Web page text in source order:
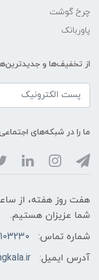
چرخ گوشت
پاوربانک
از تخفیف‌ها و
ما را در شبکه‌های
شما عزیزان هستیم.
شماره تماس:
آدرس ایمیل: